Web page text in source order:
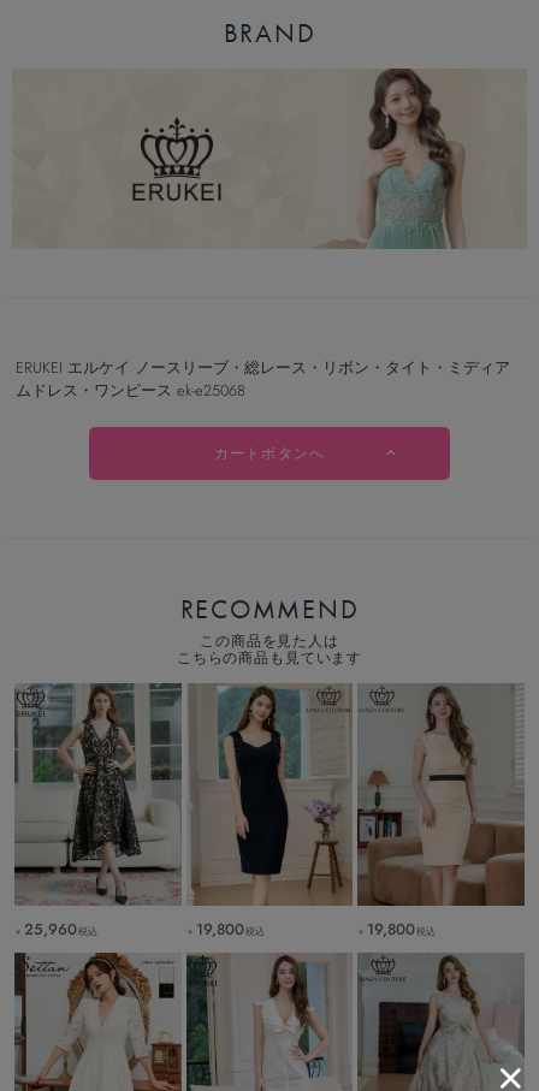
BRAND
ERUKEI エルケイ ノースリーブ・総レース・リボン・タイト・ミディア
ムドレス・ワンピース ek-e25068
カートボタンへ
RECOMMEND
この商品を見た人は
こちらの商品も見ています
￥ 25,960税込 ￥ 19,800税込 ￥ 19,800税込